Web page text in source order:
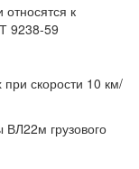
к
9238-59
скорости 10 км/
грузового